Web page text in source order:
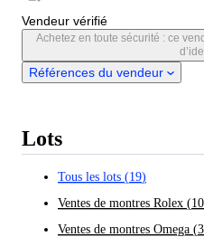
Vendeur vérifié
Achetez en toute sécurité : ce
Références du vendeur
Lots
Tous les lots (19)
Ventes de montres Rolex (10
Ventes de montres Omega (3